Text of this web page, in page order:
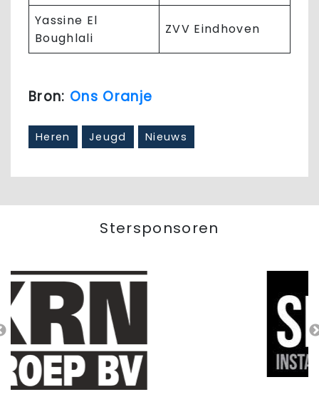
Yassine El
Boughlali
ZVV Eindhoven
Bron: Ons Oranje
Heren Jeugd Nieuws
Stersponsoren